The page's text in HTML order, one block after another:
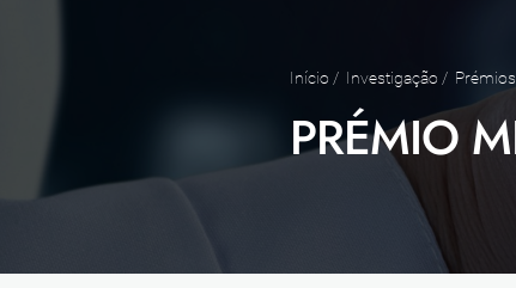
Início / Investigação /
PRÉMIO